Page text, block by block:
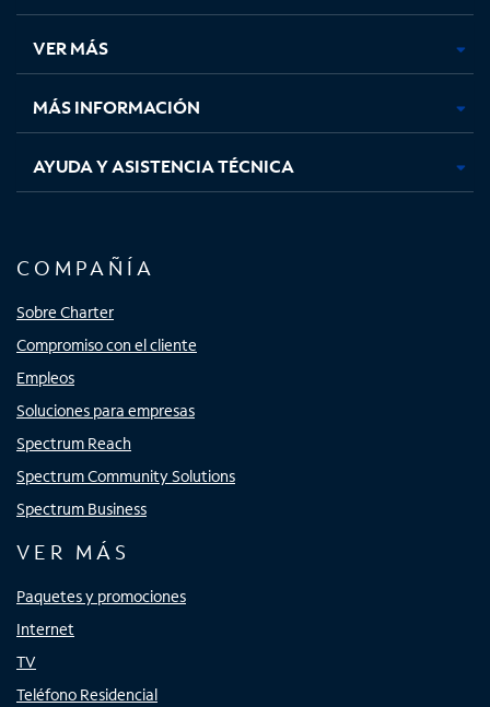
en
pestaña
nueva
en
pestaña
nueva
en
pestaña
nueva
en
nueva
VER MÁS
MÁS INFORMACIÓN
AYUDA Y ASISTENCIA TÉCNICA
COMPAÑÍA
Sobre Charter
Compromiso con el cliente
Empleos
Soluciones para empresas
Spectrum Reach
Spectrum Community Solutions
Spectrum Business
VER MÁS
Paquetes y promociones
Internet
TV
Teléfono Residencial